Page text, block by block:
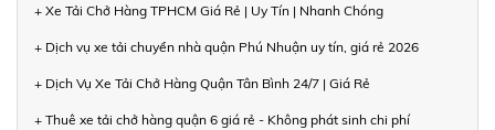
+ Xe Tải Chở Hàng TPHCM Giá Rẻ | Uy Tín | Nhanh Chóng
+ Dịch vụ xe tải chuyển nhà quận Phú Nhuận uy tín, giá rẻ 2026
+ Dịch Vụ Xe Tải Chở Hàng Quận Tân Bình 24/7 | Giá Rẻ
+ Thuê xe tải chở hàng quận 6 giá rẻ - Không phát sinh chi phí